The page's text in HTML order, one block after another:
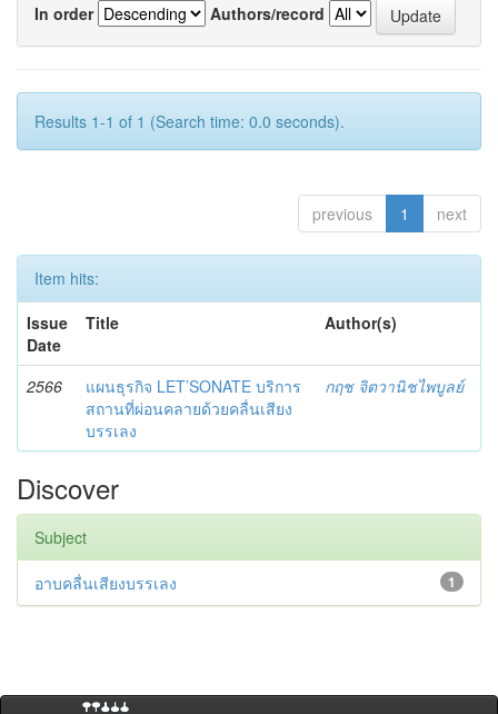
In order
Authors/record
Results 1-1 of 1 (Search time: 0.0 seconds).
previous 1 next
Item hits:
Issue
Date
Title Author(s)
2566
แผนธุรกิจ LET’SONATE บริการ
สถานที่ผ่อนคลายด้วยคลื่นเสียง
บรรเลง
กฤช จิตวานิชไพบูลย์
Discover
Subject
1
อาบคลื่นเสียงบรรเลง